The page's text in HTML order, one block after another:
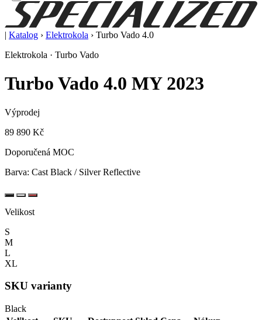
| Katalog › Elektrokola › Turbo Vado 4.0
Elektrokola · Turbo Vado
Turbo Vado 4.0 MY 2023
Výprodej
89 890 Kč
Doporučená MOC
Barva: Cast Black / Silver Reflective
Velikost
S
M
L
XL
SKU varianty
Black